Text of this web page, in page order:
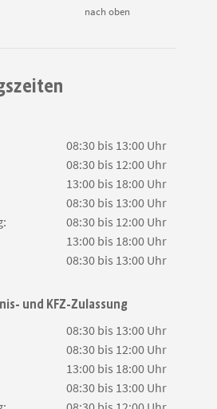
nach oben
08:30 bis 13:00 Uhr
08:30 bis 12:00 Uhr
13:00 bis 18:00 Uhr
08:30 bis 13:00 Uhr
08:30 bis 12:00 Uhr
13:00 bis 18:00 Uhr
08:30 bis 13:00 Uhr
und KFZ-Zulassung
08:30 bis 13:00 Uhr
08:30 bis 12:00 Uhr
13:00 bis 18:00 Uhr
08:30 bis 13:00 Uhr